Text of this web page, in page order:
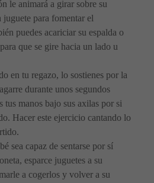
le animará a girar sobre su
para fomentar el
puedes acariciar su espalda o
que se gire hacia un lado u
en tu regazo, lo sostienes por la
durante unos segundos
tus manos bajo sus axilas por si
Hacer este ejercicio cantando lo
sea capaz de sentarse por sí
esparce juguetes a su
a cogerlos y volver a su